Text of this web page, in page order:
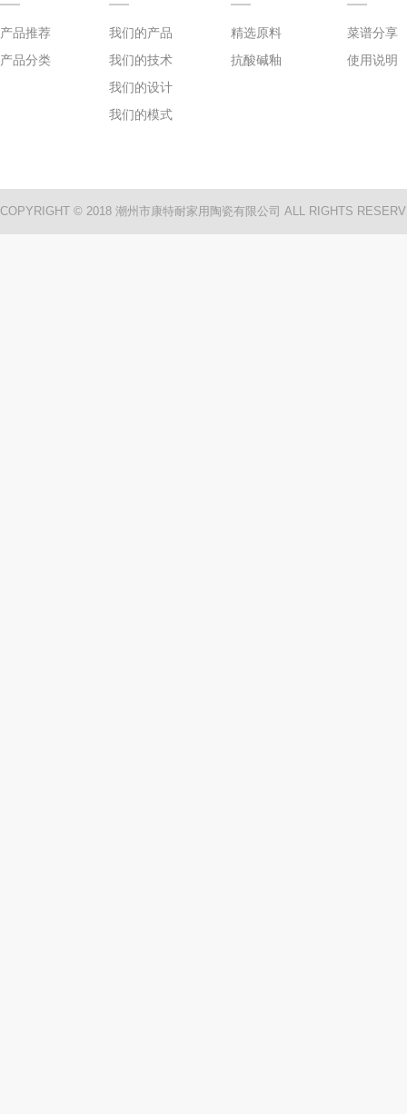
产品推荐
产品分类
我们的产品
我们的技术
我们的设计
我们的模式
精选原料
抗酸碱釉
菜谱分享
使用说明
COPYRIGHT © 2018 潮州市康特耐家用陶瓷有限公司 ALL RIGHTS